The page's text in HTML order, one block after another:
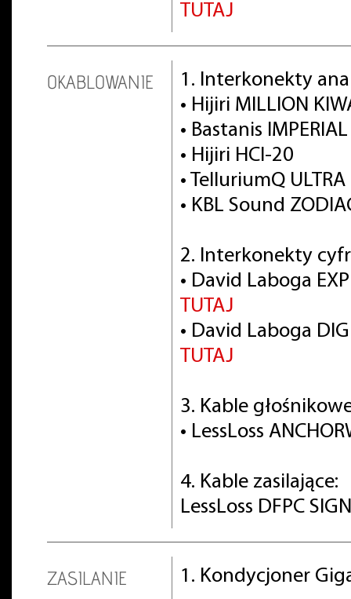
TUTAJ
OKABLOWANIE
1. Interkonekty
• Hijiri MILLION
• Bastanis
• Hijiri HCI-20
• TelluriumQ ULTRA
• KBL Sound
2. Interkonekty
• David Laboga
TUTAJ
• David Laboga
TUTAJ
3. Kable
• LessLoss
4. Kable zasilające:
LessLoss DFPC
ZASILANIE 1. Kondycjoner